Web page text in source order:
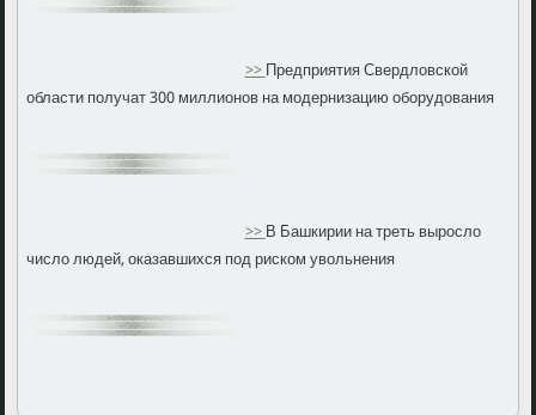
>>Предприятия Свердловской
области получат 300 миллионов на модернизацию оборудования
>>В Башкирии на треть выросло
число людей, оказавшихся под риском увольнения